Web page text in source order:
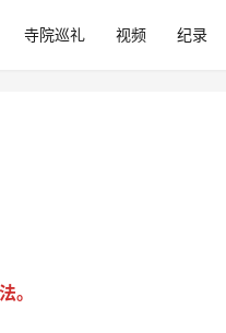
寺院巡礼 视频 纪录
。